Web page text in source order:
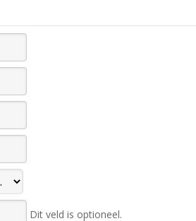
Dit veld is optioneel.